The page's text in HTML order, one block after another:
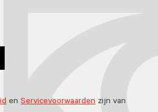
enServicevoorwaardenzijn van